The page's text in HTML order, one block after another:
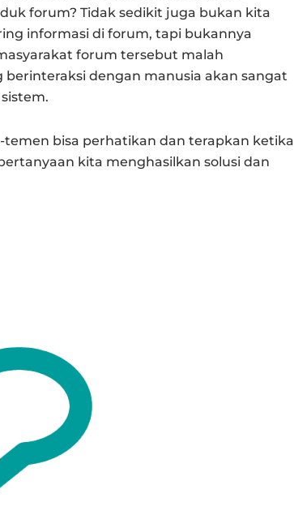
forum? Tidak sedikit juga bukan kita
informasi di forum, tapi bukannya
forum tersebut malah
dengan manusia akan sangat
bisa perhatikan dan terapkan ketika
kita menghasilkan solusi dan